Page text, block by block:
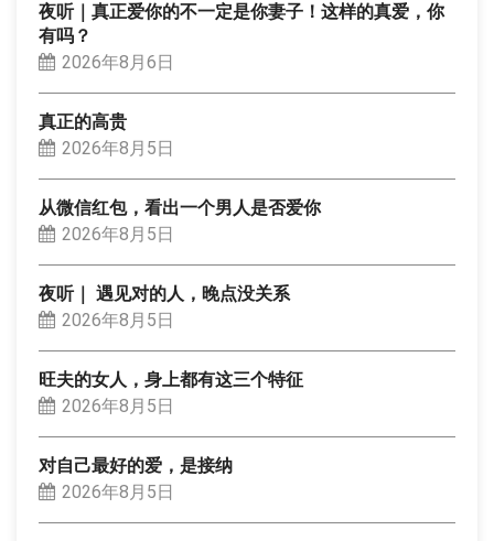
夜听｜真正爱你的不一定是你妻子！这样的真爱，你
有吗？
2026年8月6日
真正的高贵
2026年8月5日
从微信红包，看出一个男人是否爱你
2026年8月5日
夜听｜ 遇见对的人，晚点没关系
2026年8月5日
旺夫的女人，身上都有这三个特征
2026年8月5日
对自己最好的爱，是接纳
2026年8月5日